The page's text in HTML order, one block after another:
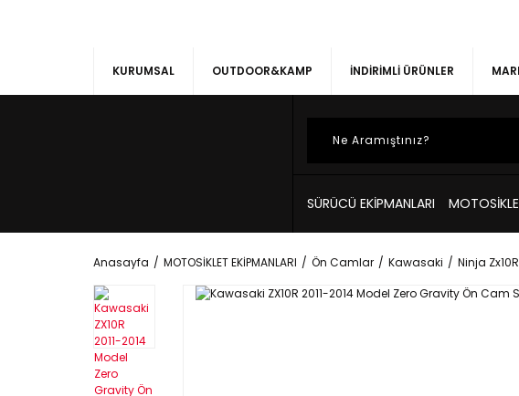
KURUMSAL OUTDOOR&KAMP İNDİRİMLİ ÜRÜNLER
SÜRÜCÜ EKİPMANLARI
Anasayfa MOTOSİKLET EKİPMANLARI Ön Camlar Kawasaki Ninja Zx10R